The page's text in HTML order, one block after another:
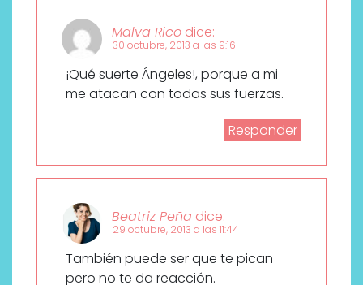
Malva Rico dice:
30 octubre, 2013 a las 9:16
¡Qué suerte Ángeles!, porque a mi
me atacan con todas sus fuerzas.
Responder
Beatriz Peña dice:
29 octubre, 2013 a las 11:44
También puede ser que te pican
pero no te da reacción.